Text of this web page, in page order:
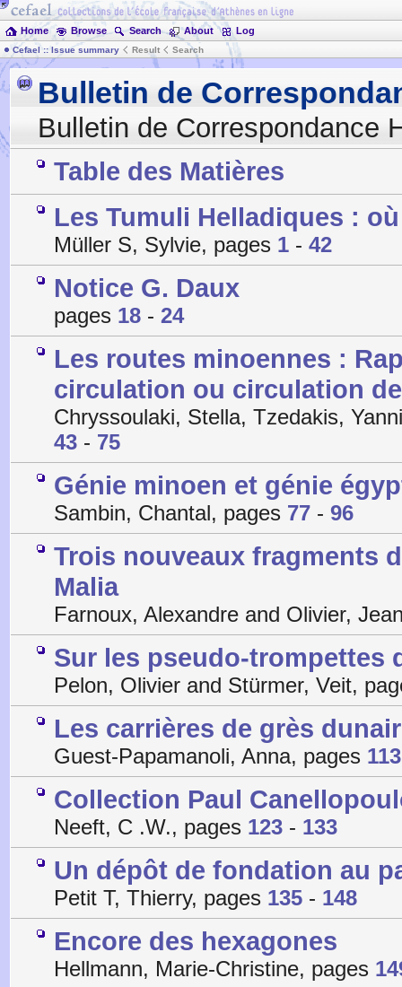
Home Browse Search About Log
Cefael :: Issue summary Result Search
Bulletin de
Bulletin de Correspondance
Table des Matières
Les Tumuli Helladiques :
Müller S, Sylvie, pages 1 - 42
Notice G. Daux
pages 18 - 24
Les routes minoennes :
circulation ou circulation
Chryssoulaki, Stella, Tzedakis,
43 - 75
Génie minoen et génie
Sambin, Chantal, pages 77 - 96
Trois nouveaux fragments
Malia
Farnoux, Alexandre and Olivier,
Sur les pseudo-trompettes
Pelon, Olivier and Stürmer, Veit,
Les carrières de grès
Guest-Papamanoli, Anna, pages 113
Collection Paul
Neeft, C .W., pages 123 - 133
Un dépôt de fondation au
Petit T, Thierry, pages 135 - 148
Encore des hexagones
Hellmann, Marie-Christine, pages